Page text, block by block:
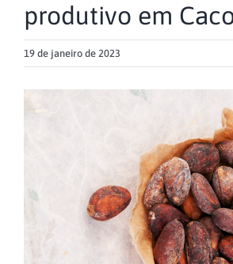
produtivo em
19 de janeiro de 2023
View